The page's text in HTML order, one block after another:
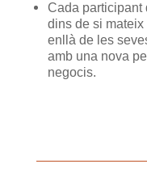
Cada participant
dins de si
enllà de les
amb una nova
negocis.